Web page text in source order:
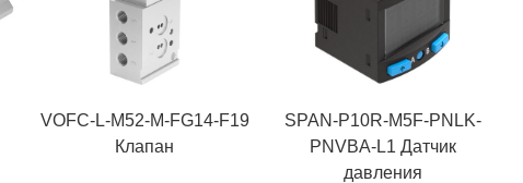
VOFC-L-M52-M-FG14-F19
Клапан
SPAN-P10R-M5F-PNLK-
PNVBA-L1 Датчик
давления